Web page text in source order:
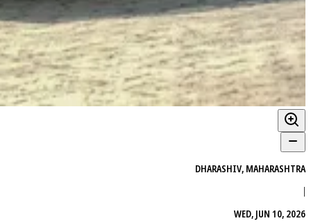
DHARASHIV, MAHARASHTRA
|
WED, JUN 10, 2026